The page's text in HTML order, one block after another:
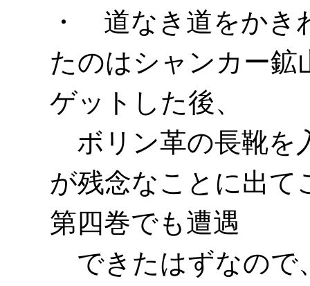
・ 道なき道をかき
たのはシャンカー鉱
ゲットした後、
ボリン革の長靴を
が残念なことに出て
第四巻でも遭遇
できたはずなので